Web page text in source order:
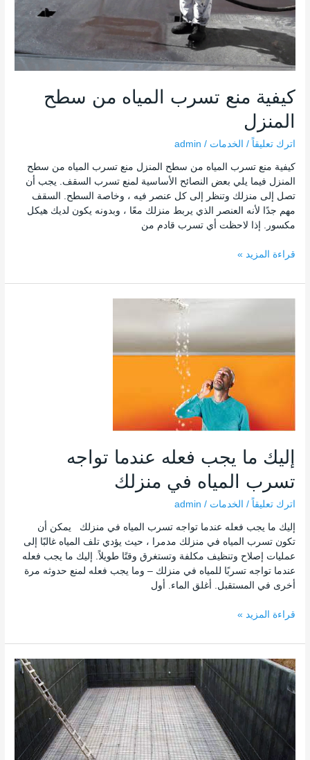
كيفية منع تسرب المياه من سطح
المنزل
اترك تعليقاً / الخدمات /
admin
كيفية منع تسرب المياه من سطح المنزل منع تسرب المياه من سطح
المنزل فيما يلي بعض النصائح الأساسية لمنع تسرب السقف. يجب أن
تصل إلى منزلك وتنظر إلى كل عنصر فيه ، وخاصة السطح. السقف
مهم جدًا لأنه العنصر الذي يربط منزلك معًا ، وبدونه يكون لديك هيكل
مكسور. إذا لاحظت أي تسرب قادم من
المنزل
قراءة المزيد »
إليك ما يجب فعله عندما تواجه
تسرب المياه في منزلك
اترك تعليقاً / الخدمات /
admin
إليك ما يجب فعله عندما تواجه تسرب المياه في منزلك يمكن أن
تكون تسرب المياه في منزلك مدمرا ، حيث يؤدي تلف المياه غالبًا إلى
عمليات إصلاح وتنظيف مكلفة وتستغرق وقتًا طويلاً. إليك ما يجب فعله
عندما تواجه تسربًا للمياه في منزلك – وما يجب فعله لمنع حدوثه مرة
أخرى في المستقبل. أغلق الماء. أول
يجب
في
قراءة المزيد »
طرق
كشف
تسربات
الأرض